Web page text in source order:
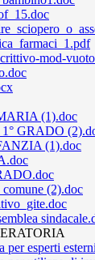
mod-
(1).doc
GRADO
(1).doc
(2).doc
per esperti